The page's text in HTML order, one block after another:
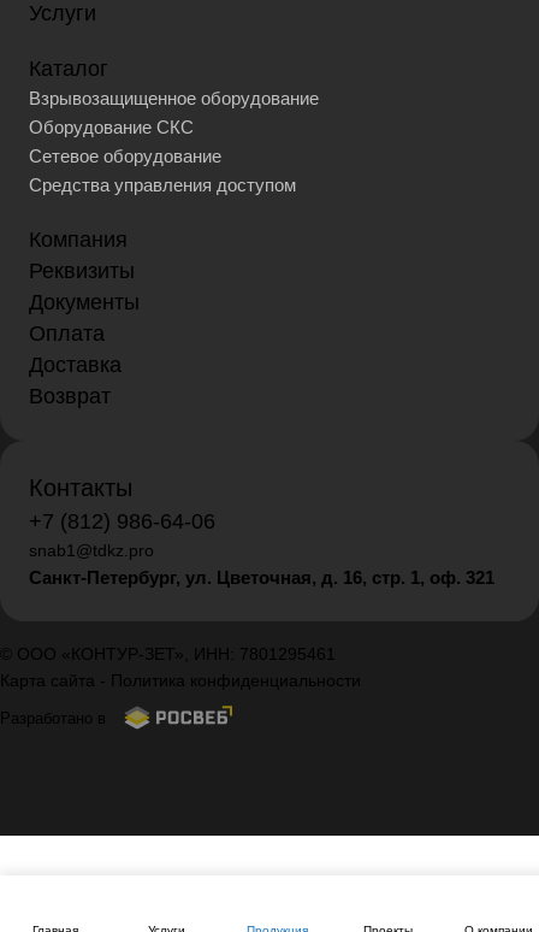
Услуги
Каталог
Взрывозащищенное оборудование
Оборудование СКС
Сетевое оборудование
Средства управления доступом
Компания
Реквизиты
Документы
Оплата
Доставка
Возврат
Контакты
+7 (812) 986-64-06
snab1@tdkz.pro
Санкт-Петербург, ул. Цветочная, д. 16, стр. 1, оф. 321
© ООО «КОНТУР-ЗЕТ», ИНН: 7801295461
Карта сайта - Политика конфиденциальности
Разработано в